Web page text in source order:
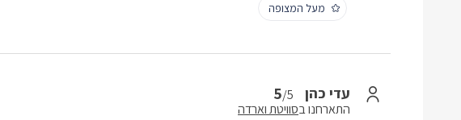
מעל המצופה
עדי כהן 5/5
התארחנו בסוויטת וארדה